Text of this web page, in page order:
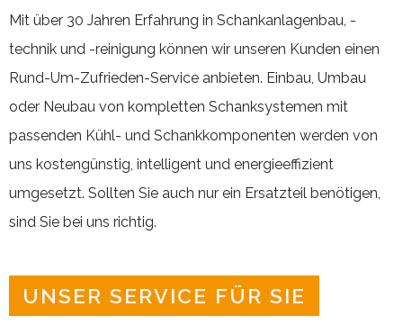
Mit über 30 Jahren Erfahrung in Schankanlagenbau, -
technik und -reinigung können wir unseren Kunden einen
Rund-Um-Zufrieden-Service anbieten. Einbau, Umbau
oder Neubau von kompletten Schanksystemen mit
passenden Kühl- und Schankkomponenten werden von
uns kostengünstig, intelligent und energieeffizient
umgesetzt. Sollten Sie auch nur ein Ersatzteil benötigen,
sind Sie bei uns richtig.
UNSER SERVICE FÜR SIE